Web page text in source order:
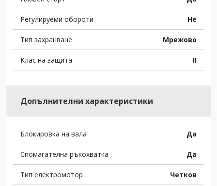
Регулируеми обороти Не
Тип захранване Мрежово
Клас на защита II
Допълнителни характеристики
Блокировка на вала Да
Спомагателна ръкохватка Да
Тип електромотор Четков